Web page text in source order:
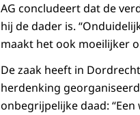
AG concludeert dat de
hij de dader is.
maakt het ook moeilijker
De zaak heeft in
herdenking
onbegrijpelijke daad: